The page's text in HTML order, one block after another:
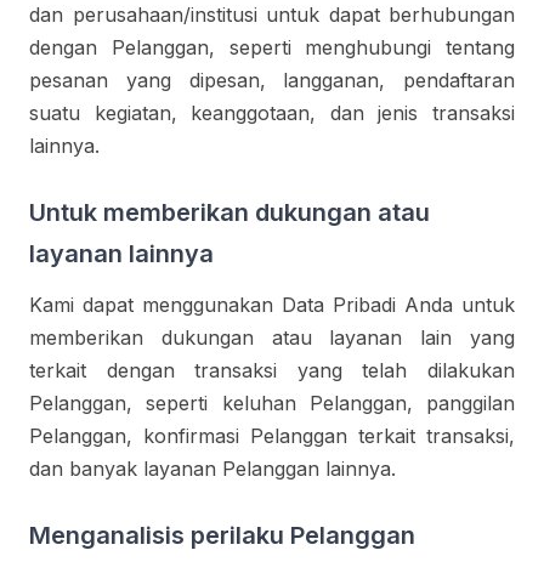
dan perusahaan/institusi untuk dapat berhubungan
dengan Pelanggan, seperti menghubungi tentang
pesanan yang dipesan, langganan, pendaftaran
suatu kegiatan, keanggotaan, dan jenis transaksi
lainnya.
Untuk memberikan dukungan atau
layanan lainnya
Kami dapat menggunakan Data Pribadi Anda untuk
memberikan dukungan atau layanan lain yang
terkait dengan transaksi yang telah dilakukan
Pelanggan, seperti keluhan Pelanggan, panggilan
Pelanggan, konfirmasi Pelanggan terkait transaksi,
dan banyak layanan Pelanggan lainnya.
Menganalisis perilaku Pelanggan